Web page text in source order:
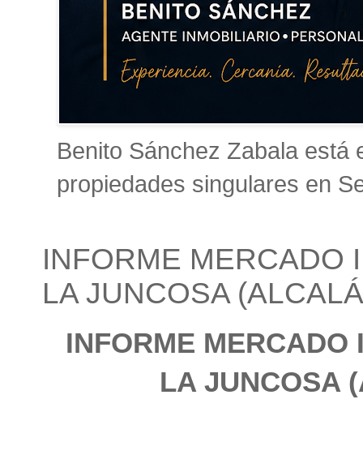
Benito Sánchez Zabala
propiedades singulares en
INFORME MERCADO
LA JUNCOSA
INFORME
LA JUNCOSA